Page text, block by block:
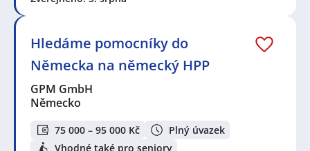
Hledáme pomocníky do
Německa na německý HPP
GPM GmbH
Německo
75 000 – 95 000 Kč
Plný úvazek
Vhodné také pro seniory